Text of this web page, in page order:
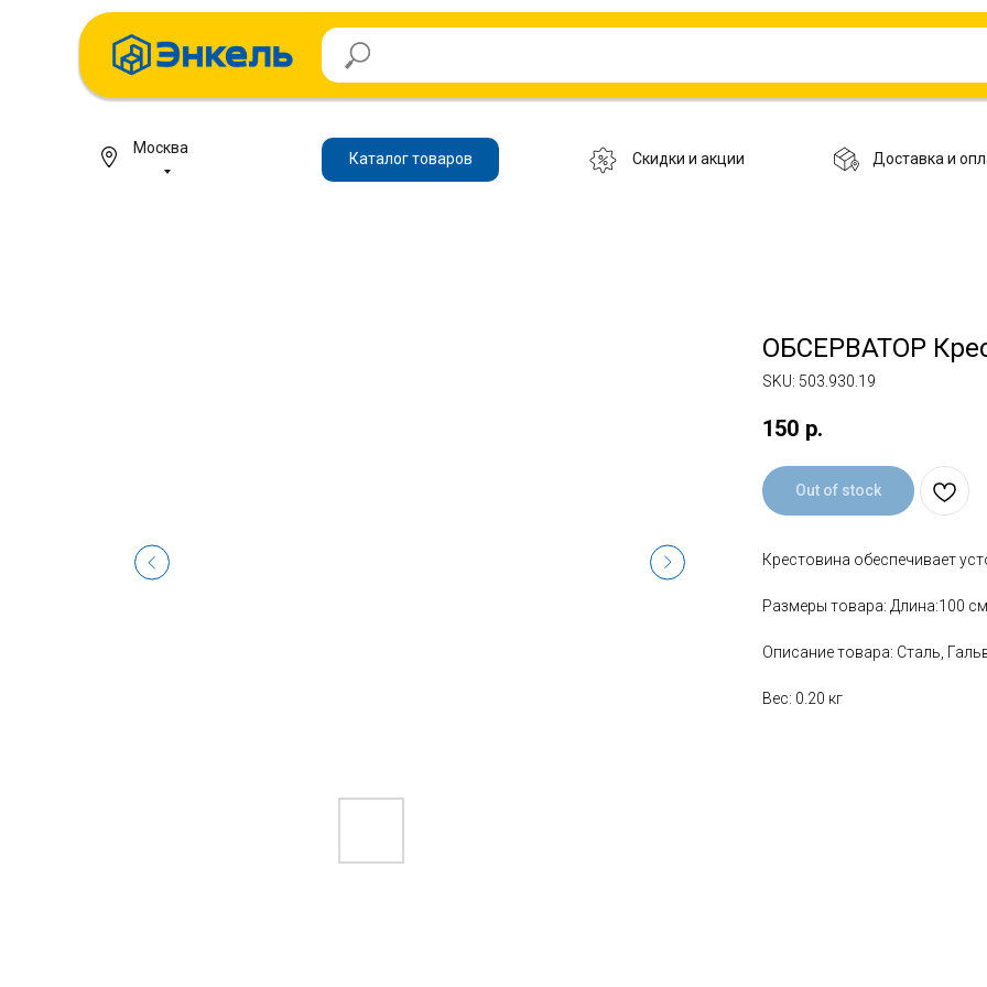
Доставка и
Скидки и акции
Каталог товаров
Москва
ОБСЕРВАТОР
SKU: 503.930.19
150 р.
Out of stock
Крестовина обеспечивает
Размеры товара: Длина:100 см
Описание товара: Сталь,
Вес: 0.20 кг